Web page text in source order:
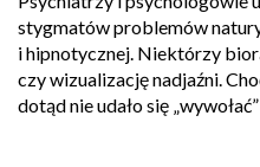
stygmatów problemów
i hipnotycznej. Niektórzy
czy wizualizację nadjaźni.
dotąd nie udało się